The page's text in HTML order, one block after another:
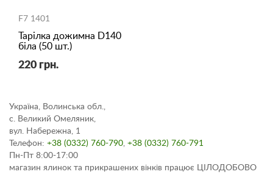
F7 1401
Тарілка дожимна D140
біла (50 шт.)
220 грн.
Україна, Волинська обл.,
с. Великий Омеляник,
вул. Набережна, 1
Телефон: +38 (0332) 760-790, +38 (0332) 760-791
Пн-Пт 8:00-17:00
магазин ялинок та прикрашених вінків працює ЦІЛОДОБОВО